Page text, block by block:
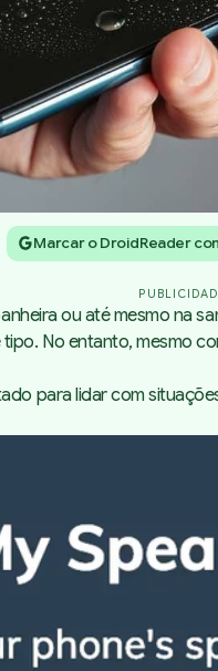
Marcar o DroidReader
ou até mesmo na
No entanto, mesmo
para lidar com